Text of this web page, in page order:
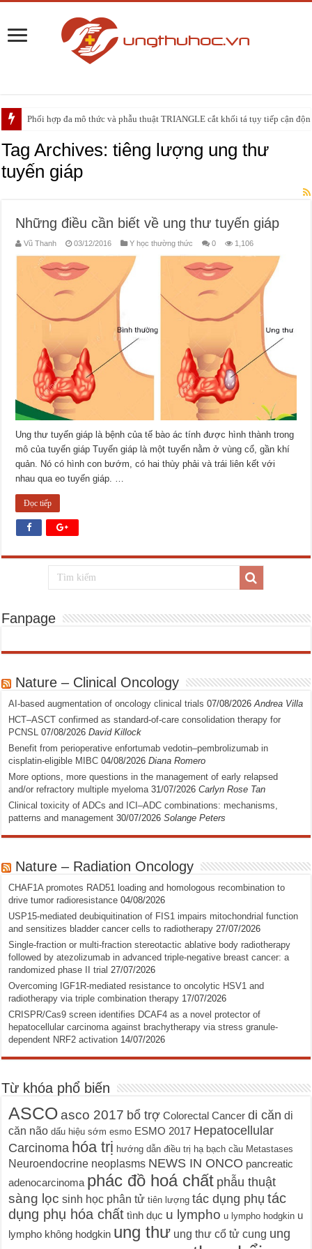
Phối hợp đa mô thức và phẫu thuật TRIANGLE cắt khối tá tụy tiếp cận
PHẪU THUẬT NEUHAUS: GIẢI PHÁP ĐIỀU TRỊ TRIỆT CĂN CHO UNG
Tag Archives:tiêng lượng ung thư
tuyến giáp
Những điều cần biết về ung thư tuyến giáp
Vũ Thanh 03/12/2016 Y học thường thức 0 1,106
Ung thư tuyến giáp là bệnh của tế bào ác tính được hình thành trong
mô của tuyến giáp Tuyến giáp là một tuyến nằm ở vùng cổ, gần khí
quản. Nó có hình con bướm, có hai thùy phải và trái liên kết với
nhau qua eo tuyến giáp. …
Đọc tiếp
Fanpage
Nature – Clinical Oncology
AI-based augmentation of oncology clinical trials 07/08/2026 Andrea Villa
HCT–ASCT confirmed as standard-of-care consolidation therapy for
PCNSL 07/08/2026 David Killock
Benefit from perioperative enfortumab vedotin–pembrolizumab in
cisplatin-eligible MIBC 04/08/2026 Diana Romero
More options, more questions in the management of early relapsed
and/or refractory multiple myeloma 31/07/2026 Carlyn Rose Tan
Clinical toxicity of ADCs and ICI–ADC combinations: mechanisms,
patterns and management 30/07/2026 Solange Peters
Nature – Radiation Oncology
CHAF1A promotes RAD51 loading and homologous recombination to
drive tumor radioresistance 04/08/2026
USP15-mediated deubiquitination of FIS1 impairs mitochondrial function
and sensitizes bladder cancer cells to radiotherapy 27/07/2026
Single-fraction or multi-fraction stereotactic ablative body radiotherapy
followed by atezolizumab in advanced triple-negative breast cancer: a
randomized phase II trial 27/07/2026
Overcoming IGF1R-mediated resistance to oncolytic HSV1 and
radiotherapy via triple combination therapy 17/07/2026
CRISPR/Cas9 screen identifies DCAF4 as a novel protector of
hepatocellular carcinoma against brachytherapy via stress granule-
dependent NRF2 activation 14/07/2026
Từ khóa phổ biến
ASCO asco 2017 bổ trợ Colorectal Cancer di căn di
căn não dấu hiệu sớm esmo ESMO 2017 Hepatocellular
Carcinoma hóa trị hướng dẫn điều trị hạ bạch cầu Metastases
Neuroendocrine neoplasms NEWS IN ONCO pancreatic
adenocarcinoma phác đồ hoá chất phẫu thuật
sàng lọc sinh học phân tử tiên lượng tác dụng phụ tác
dụng phụ hóa chất tình dục u lympho u lympho hodgkin u
lympho không hodgkin ung thư ung thư cổ tử cung ung